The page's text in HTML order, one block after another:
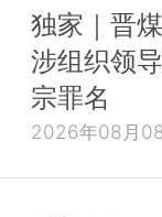
独家｜晋
涉组织领
宗罪名
2026年08月